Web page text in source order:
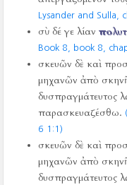
Lysander and Sulla,
σὺ δέ γε λίαν
Book 8, book 8,
σκευῶν δὲ καὶ
μηχανῶν ἀπὸ
δυσπραγμάτευτος
παρασκευαζέσθω.
6 1:1)
σκευῶν δὲ καὶ
μηχανῶν ἀπὸ
δυσπραγμάτευτος